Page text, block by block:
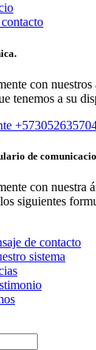
con nuestros
tenemos a su
de
con nuestra
siguientes
de contacto
sistema